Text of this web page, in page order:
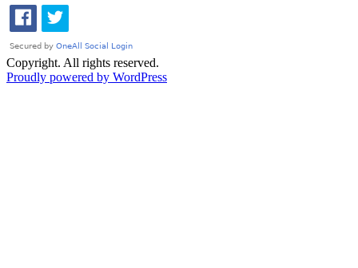
Copyright. All rights reserved.
Proudly powered by WordPress